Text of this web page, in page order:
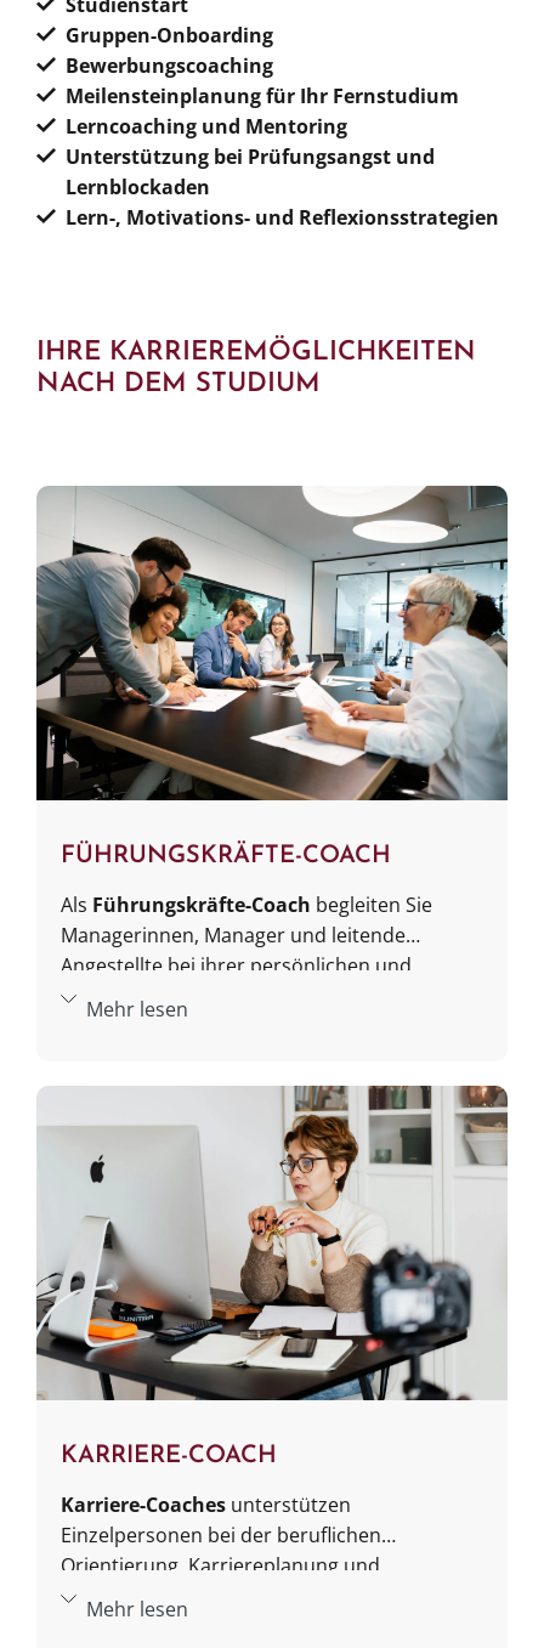
Gruppen-Onboarding
Bewerbungscoaching
Meilensteinplanung für Ihr Fernstudium
Lerncoaching und Mentoring
Unterstützung bei Prüfungsangst und
Lernblockaden
Lern-, Motivations- und Reflexionsstrategien
IHRE KARRIEREMÖGLICHKEITEN
NACH DEM STUDIUM
FÜHRUNGSKRÄFTE-COACH
Als Führungskräfte-Coach begleiten Sie
Managerinnen, Manager und leitende
Angestellte bei ihrer persönlichen und
beruflichen Entwicklung. Sie vermitteln
und Mitarbeiterführung gezielt zu verbessern.
Mehr lesen
KARRIERE-COACH
Karriere-Coaches unterstützen
Einzelpersonen bei der beruflichen
Orientierung, Karriereplanung und
persönlichen Weiterentwicklung. Sie helfen
dabei, Potenziale zu erkennen, Ziele zu
Mehr lesen